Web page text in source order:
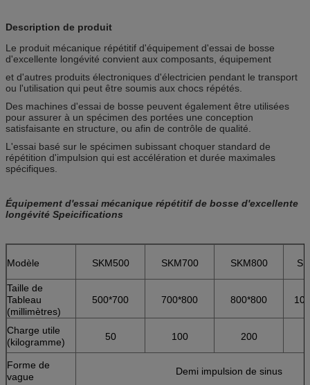
Description de produit
Le produit mécanique répétitif d'équipement d'essai de bosse
d'excellente longévité convient aux composants, équipement
et d'autres produits électroniques d'électricien pendant le transport
ou l'utilisation qui peut être soumis aux chocs répétés.
Des machines d'essai de bosse peuvent également être utilisées
pour assurer à un spécimen des portées une conception
satisfaisante en structure, ou afin de contrôle de qualité.
L'essai basé sur le spécimen subissant choquer standard de
répétition d'impulsion qui est accélération et durée maximales
spécifiques.
Équipement d'essai mécanique répétitif de bosse d'excellente
longévité Speicifications
Modèle SKM500 SKM700 SKM800
Taille de
Tableau
(millimètres)
500*700 700*800 800*800
Charge utile
(kilogramme)
50 100 200
Forme de
vague
Demi impulsion de sinus